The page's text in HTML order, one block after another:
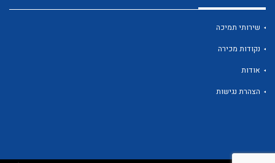
שירותי תמיכה
נקודות מכירה
אודות
הצהרת נגישות